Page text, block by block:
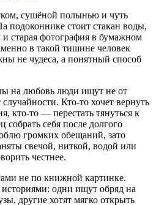
сушёной полынью и чуть
подоконнике стоит стакан воды,
старая фотография в бумажном
в такой тишине человек
не чудеса, а понятный способ
на любовь люди ищут не от
случайности. Кто-то хочет вернуть
кто-то — перестать тянуться к
собрать себя после долгого
громких обещаний, зато
свечой, ниткой, водой или
честнее.
не по книжной картинке.
одни ищут обряд на
другие хотят мягко открыть